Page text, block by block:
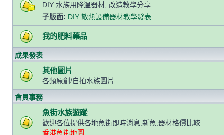
DIY 水族用降溫器材, 改造教學分享
子版面: DIY 散熱設備器材教學發表
我的肥料藥品
成果發表
其他圖片
各類原創/自拍水族圖片
會員事務
魚街水族遊蹤
歡迎各位提供各地魚街即時消息,新魚,器材格價比較..
香港魚街地圖